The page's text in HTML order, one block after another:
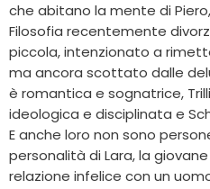
che abitano la mente di
Filosofia recentemente
piccola, intenzionato a
ma ancora scottato dalle
è romantica e sognatrice,
ideologica e disciplinata e
E anche loro non sono
personalità di Lara, la
relazione infelice con un